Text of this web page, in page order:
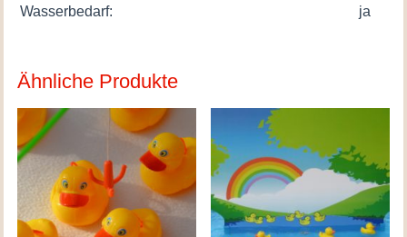
Wasserbedarf:
ja
Ähnliche Produkte